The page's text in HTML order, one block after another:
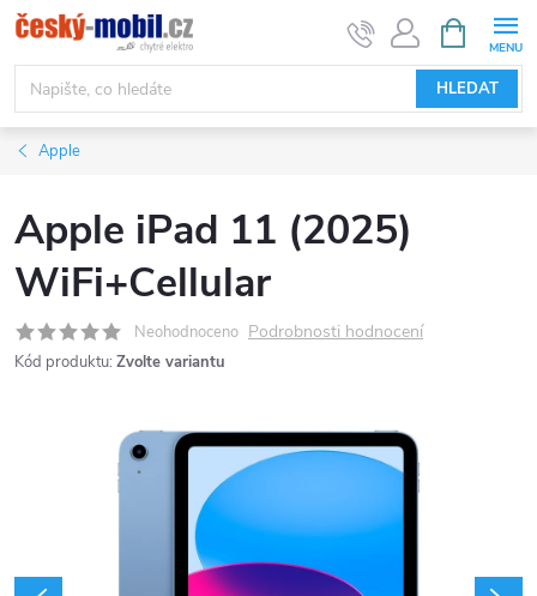
Přejít
na
obsah
HLEDAT
NÁKUPNÍ
KOŠÍK
Apple
Apple iPad 11 (2025)
WiFi+Cellular
Neohodnoceno Podrobnosti hodnocení
Kód produktu: Zvolte variantu